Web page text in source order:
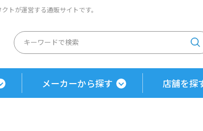
トが運営する通販サイトです。
メーカーから探す 店舗を探